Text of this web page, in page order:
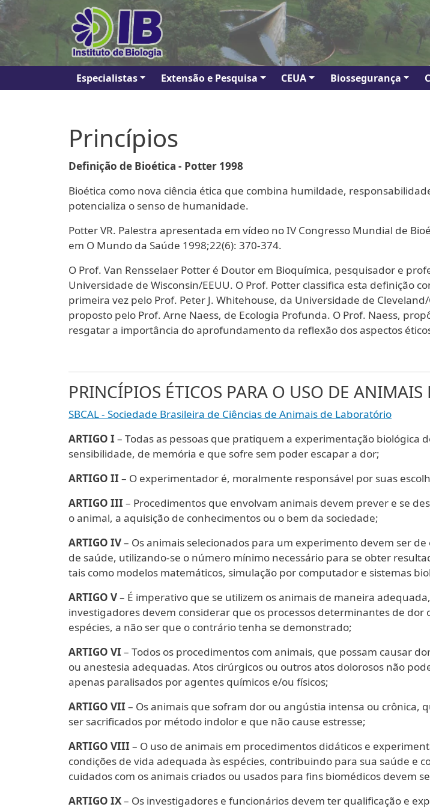
Pular para o conteúdo principal
Navegação principal
Especialistas Extensão e Pesquisa CEUA Biossegurança
Princípios
Definição de Bioética - Potter 1998
Bioética como nova ciência ética que combina humildade,
potencializa o senso de humanidade.
Potter VR. Palestra apresentada em vídeo no IV Congresso Mundial de
em O Mundo da Saúde 1998;22(6): 370-374.
O Prof. Van Rensselaer Potter é Doutor em Bioquímica, pesquisador e
Universidade de Wisconsin/EEUU. O Prof. Potter classifica esta definição
primeira vez pelo Prof. Peter J. Whitehouse, da Universidade de
proposto pelo Prof. Arne Naess, de Ecologia Profunda. O Prof. Naess,
resgatar a importância do aprofundamento da reflexão dos aspectos
PRINCÍPIOS ÉTICOS PARA O USO DE ANIMAIS
SBCAL - Sociedade Brasileira de Ciências de Animais de Laboratório
ARTIGO I – Todas as pessoas que pratiquem a experimentação biológica
sensibilidade, de memória e que sofre sem poder escapar a dor;
ARTIGO II – O experimentador é, moralmente responsável por suas
ARTIGO III – Procedimentos que envolvam animais devem prever e se
o animal, a aquisição de conhecimentos ou o bem da sociedade;
ARTIGO IV– Os animais selecionados para um experimento devem ser
de saúde, utilizando-se o número mínimo necessário para se obter
tais como modelos matemáticos, simulação por computador e sistemas
ARTIGO V– É imperativo que se utilizem os animais de maneira
investigadores devem considerar que os processos determinantes de
espécies, a não ser que o contrário tenha se demonstrado;
ARTIGO VI – Todos os procedimentos com animais, que possam causar
ou anestesia adequadas. Atos cirúrgicos ou outros atos dolorosos não
apenas paralisados por agentes químicos e/ou físicos;
ARTIGO VII – Os animais que sofram dor ou angústia intensa ou crônica,
ser sacrificados por método indolor e que não cause estresse;
ARTIGO VIII – O uso de animais em procedimentos didáticos e
condições de vida adequada às espécies, contribuindo para sua saúde e
cuidados com os animais criados ou usados para fins biomédicos devem
ARTIGO IX– Os investigadores e funcionários devem ter qualificação e